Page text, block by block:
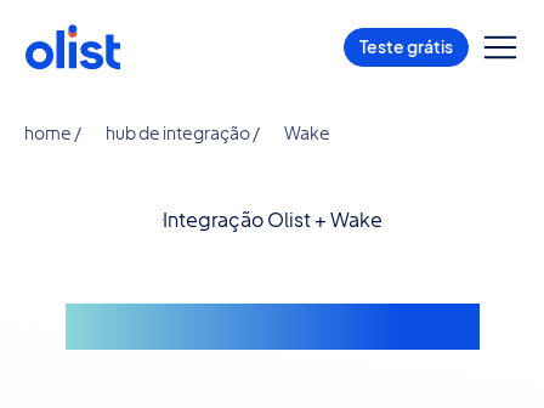
Teste grátis
home / hub de integração / Wake
Integração Olist + Wake